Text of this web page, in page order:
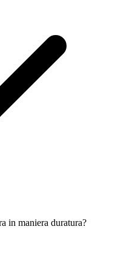
in maniera duratura?